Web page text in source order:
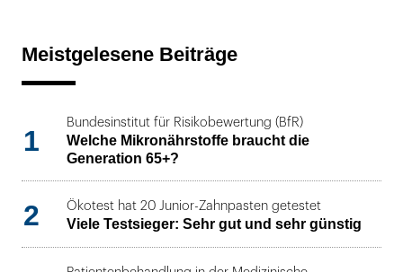
Meistgelesene Beiträge
1
Bundesinstitut für Risikobewertung (BfR)
Welche Mikronährstoffe braucht die
Generation 65+?
2 Ökotest hat 20 Junior-Zahnpasten getestet
Viele Testsieger: Sehr gut und sehr günstig